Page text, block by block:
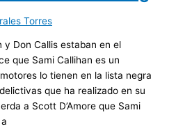
Torres
y Don Callis estaban en el
que Sami Callihan es un
lo tienen en la lista negra
que ha realizado en su
a Scott D’Amore que Sami